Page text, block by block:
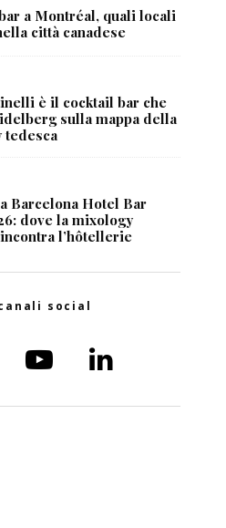
a Montréal, quali locali
città canadese
è il cocktail bar che
sulla mappa della
tedesca
Barcelona Hotel Bar
dove la mixology
l’hôtellerie
social